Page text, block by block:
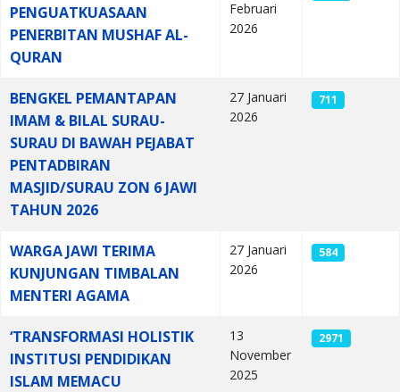
PENGUATKUASAAN
PENERBITAN MUSHAF AL-
QURAN
Februari
2026
BENGKEL PEMANTAPAN
IMAM & BILAL SURAU-
SURAU DI BAWAH PEJABAT
PENTADBIRAN
MASJID/SURAU ZON 6 JAWI
TAHUN 2026
27 Januari
2026
711
WARGA JAWI TERIMA
KUNJUNGAN TIMBALAN
MENTERI AGAMA
27 Januari
2026
584
‘TRANSFORMASI HOLISTIK
INSTITUSI PENDIDIKAN
ISLAM MEMACU
13
November
2025
2971